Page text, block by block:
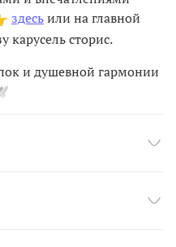
здесьили на главной
карусель сторис.
и душевной гармонии